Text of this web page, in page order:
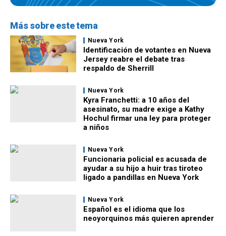
Más sobre este tema
Nueva York
Identificación de votantes en Nueva
Jersey reabre el debate tras
respaldo de Sherrill
Nueva York
Kyra Franchetti: a 10 años del
asesinato, su madre exige a Kathy
Hochul firmar una ley para proteger
a niños
Nueva York
Funcionaria policial es acusada de
ayudar a su hijo a huir tras tiroteo
ligado a pandillas en Nueva York
Nueva York
Español es el idioma que los
neoyorquinos más quieren aprender